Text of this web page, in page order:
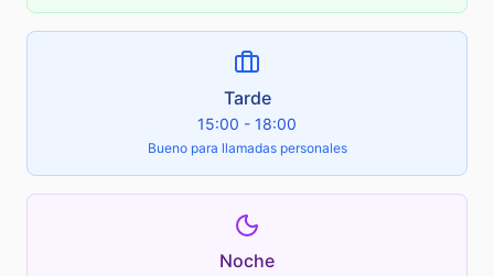
Tarde
15:00 - 18:00
Bueno para llamadas personales
Noche